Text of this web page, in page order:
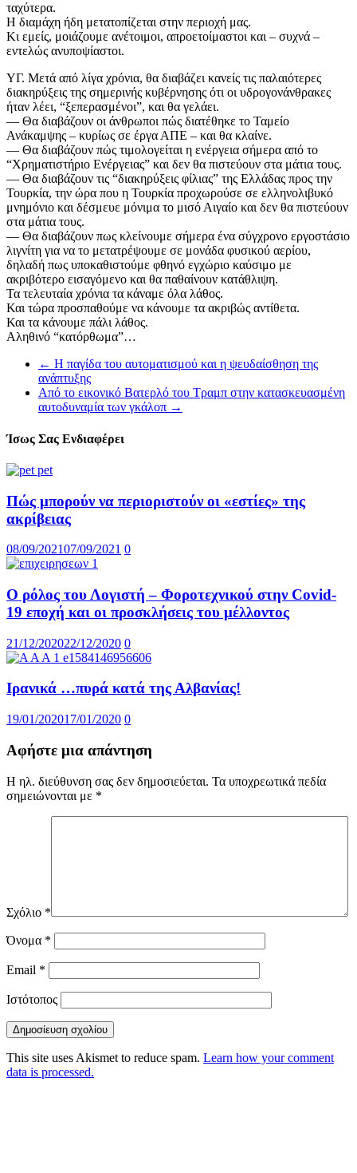
ταχύτερα.
Η διαμάχη ήδη μετατοπίζεται στην περιοχή μας.
Κι εμείς, μοιάζουμε ανέτοιμοι, απροετοίμαστοι και – συχνά –
εντελώς ανυποψίαστοι.
ΥΓ. Μετά από λίγα χρόνια, θα διαβάζει κανείς τις παλαιότερες
διακηρύξεις της σημερινής κυβέρνησης ότι οι υδρογονάνθρακες
ήταν λέει, “ξεπερασμένοι”, και θα γελάει.
— Θα διαβάζουν οι άνθρωποι πώς διατέθηκε το Ταμείο
Ανάκαμψης – κυρίως σε έργα ΑΠΕ – και θα κλαίνε.
— Θα διαβάζουν πώς τιμολογείται η ενέργεια σήμερα από το
“Χρηματιστήριο Ενέργειας” και δεν θα πιστεύουν στα μάτια τους.
— Θα διαβάζουν τις “διακηρύξεις φίλιας” της Ελλάδας προς την
Τουρκία, την ώρα που η Τουρκία προχωρούσε σε ελληνολιβυκό
μνημόνιο και δέσμευε μόνιμα το μισό Αιγαίο και δεν θα πιστεύουν
στα μάτια τους.
— Θα διαβάζουν πως κλείνουμε σήμερα ένα σύγχρονο εργοστάσιο
λιγνίτη για να το μετατρέψουμε σε μονάδα φυσικού αερίου,
δηλαδή πως υποκαθιστούμε φθηνό εγχώριο καύσιμο με
ακριβότερο εισαγόμενο και θα παθαίνουν κατάθλιψη.
Τα τελευταία χρόνια τα κάναμε όλα λάθος.
Και τώρα προσπαθούμε να κάνουμε τα ακριβώς αντίθετα.
Και τα κάνουμε πάλι λάθος.
Αληθινό “κατόρθωμα”…
← Η παγίδα του αυτοματισμού και η ψευδαίσθηση της
ανάπτυξης
Από το εικονικό Βατερλό του Τραμπ στην κατασκευασμένη
αυτοδυναμία των γκάλοπ →
Ίσως Σας Ενδιαφέρει
Πώς μπορούν να περιοριστούν οι «εστίες» της
ακρίβειας
08/09/202107/09/2021 0
Ο ρόλος του Λογιστή – Φοροτεχνικού στην Covid-
19 εποχή και οι προσκλήσεις του μέλλοντος
21/12/202022/12/2020 0
Ιρανικά …πυρά κατά της Αλβανίας!
19/01/202017/01/2020 0
Αφήστε μια απάντηση
Η ηλ. διεύθυνση σας δεν δημοσιεύεται. Τα υποχρεωτικά πεδία
σημειώνονται με *
Σχόλιο *
Όνομα *
Email *
Ιστότοπος
This site uses Akismet to reduce spam. Learn how your comment
data is processed.